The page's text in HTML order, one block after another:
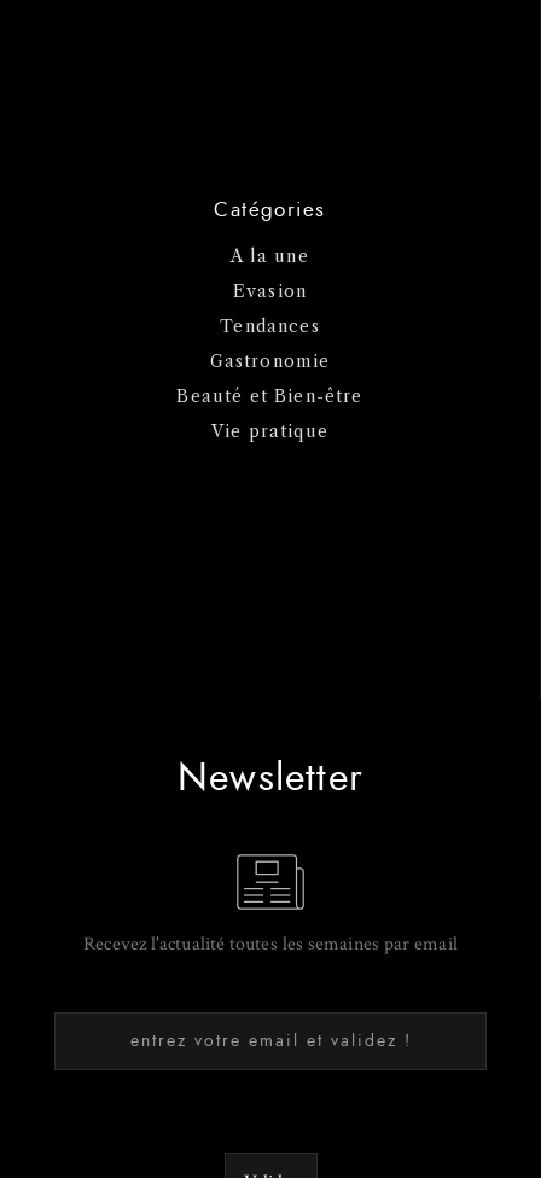
Catégories
A la une
Evasion
Tendances
Gastronomie
Beauté et Bien-être
Vie pratique
Newsletter
Recevez l'actualité toutes les semaines par email